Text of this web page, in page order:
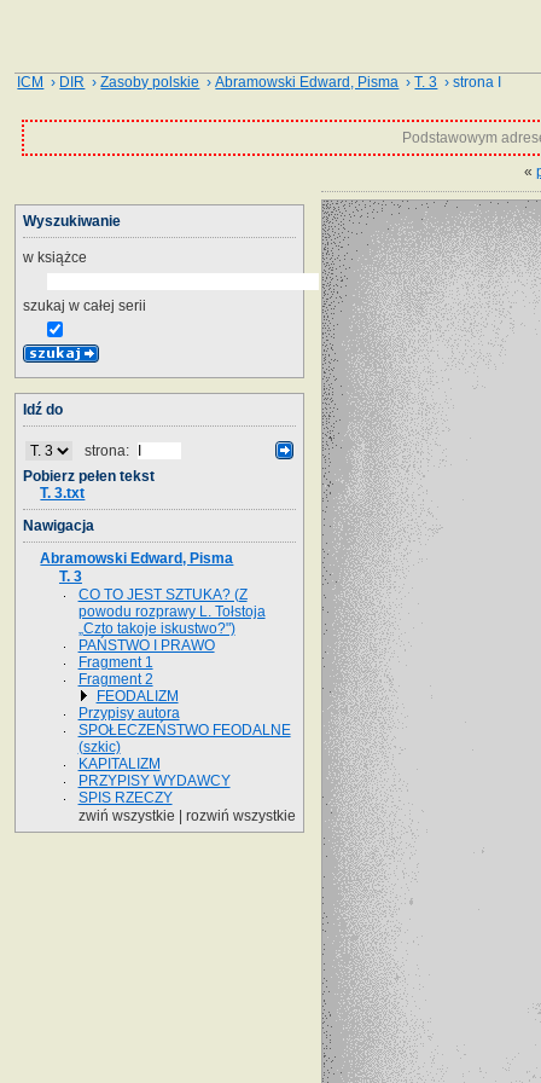
ICM › DIR ›Zasoby polskie ›Abramowski Edward, Pisma ›T. 3 › strona I
Podstawowym
«
Wyszukiwanie
w książce
szukaj w całej serii
Idź do
strona:
Pobierz pełen tekst
T. 3.txt
Nawigacja
Abramowski Edward, Pisma
T. 3
CO TO JEST SZTUKA? (Z
powodu rozprawy L. Tołstoja
„Czto takoje iskustwo?")
PAŃSTWO I PRAWO
Fragment 1
Fragment 2
FEODALIZM
Przypisy autora
SPOŁECZEŃSTWO FEODALNE
(szkic)
KAPITALIZM
PRZYPISY WYDAWCY
SPIS RZECZY
zwiń wszystkie
rozwiń wszystkie